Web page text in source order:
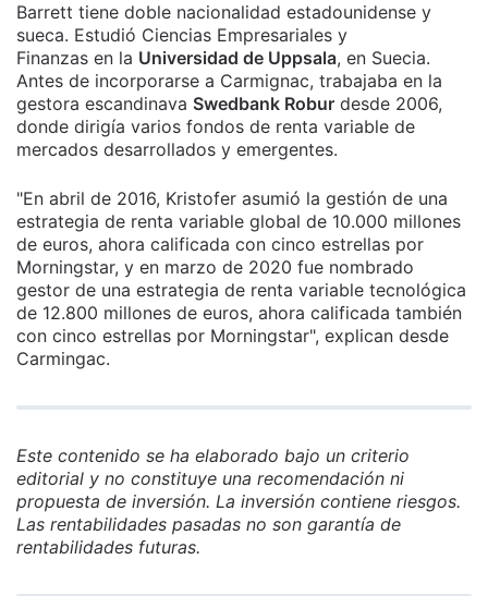
Barrett tiene doble nacionalidad estadounidense y
sueca. Estudió Ciencias Empresariales y
Finanzas en la Universidad de Uppsala, en Suecia.
Antes de incorporarse a Carmignac, trabajaba en la
gestora escandinava Swedbank Robur desde 2006,
donde dirigía varios fondos de renta variable de
mercados desarrollados y emergentes.
"En abril de 2016, Kristofer asumió la gestión de una
estrategia de renta variable global de 10.000 millones
de euros, ahora calificada con cinco estrellas por
Morningstar, y en marzo de 2020 fue nombrado
gestor de una estrategia de renta variable tecnológica
de 12.800 millones de euros, ahora calificada también
con cinco estrellas por Morningstar", explican desde
Carmingac.
Este contenido se ha elaborado bajo un criterio
editorial y no constituye una recomendación ni
propuesta de inversión. La inversión contiene riesgos.
Las rentabilidades pasadas no son garantía de
rentabilidades futuras.